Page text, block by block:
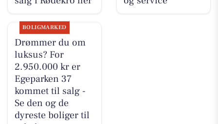
BOLIGMARKED
Drømmer du om
luksus? For
2.950.000 kr er
Egeparken 37
kommet til salg -
Se den og de
dyreste boliger til